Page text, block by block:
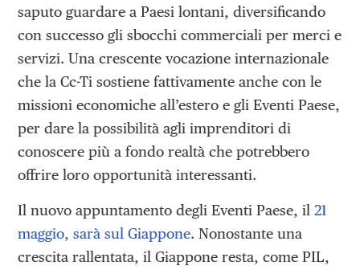
saputo guardare a Paesi lontani, diversificando
con successo gli sbocchi commerciali per merci e
servizi. Una crescente vocazione internazionale
che la Cc-Ti sostiene fattivamente anche con le
missioni economiche all’estero e gli Eventi Paese,
per dare la possibilità agli imprenditori di
conoscere più a fondo realtà che potrebbero
offrire loro opportunità interessanti.
Il nuovo appuntamento degli Eventi Paese, il21
maggio, sarà sul Giappone. Nonostante una
crescita rallentata, il Giappone resta, come PIL,